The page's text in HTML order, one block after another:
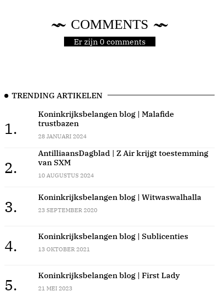
COMMENTS
Er zijn 0 comments
TRENDING ARTIKELEN
1.
Koninkrijksbelangen blog | Malafide
trustbazen
28 JANUARI 2024
2.
AntilliaansDagblad | Z Air krijgt toestemming
van SXM
10 AUGUSTUS 2024
3.
Koninkrijksbelangen blog | Witwaswalhalla
23 SEPTEMBER 2020
4.
Koninkrijksbelangen blog | Sublicenties
13 OKTOBER 2021
5.
Koninkrijksbelangen blog | First Lady
21 MEI 2023